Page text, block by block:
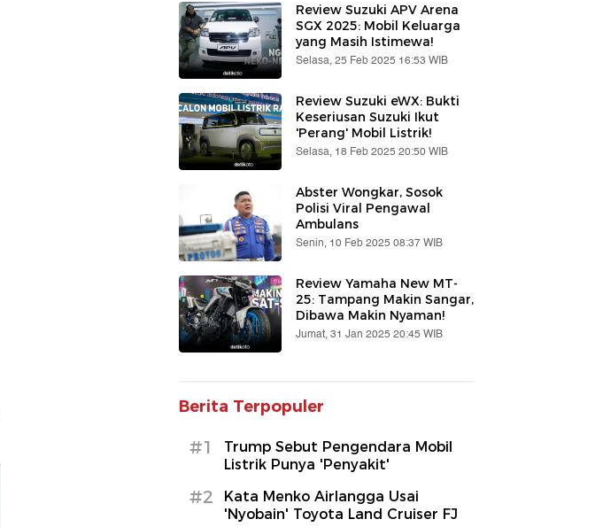
Review Suzuki APV Arena
SGX 2025: Mobil Keluarga
yang Masih Istimewa!
Selasa, 25 Feb 2025 16:53 WIB
Review Suzuki eWX: Bukti
Keseriusan Suzuki Ikut
'Perang' Mobil Listrik!
Selasa, 18 Feb 2025 20:50 WIB
Abster Wongkar, Sosok
Polisi Viral Pengawal
Ambulans
Senin, 10 Feb 2025 08:37 WIB
Review Yamaha New MT-
25: Tampang Makin Sangar,
Dibawa Makin Nyaman!
Jumat, 31 Jan 2025 20:45 WIB
Berita Terpopuler
#1
Trump Sebut Pengendara Mobil
Listrik Punya 'Penyakit'
#2
Kata Menko Airlangga Usai
'Nyobain' Toyota Land Cruiser FJ